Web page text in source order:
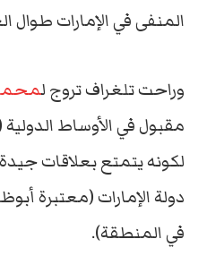
المنفى في الإمارات طوال
وراحت تلغراف تروج ل
مقبول في الأوساط الدولية
لكونه يتمتع بعلاقات
دولة الإمارات (معتبرة
في المنطقة).